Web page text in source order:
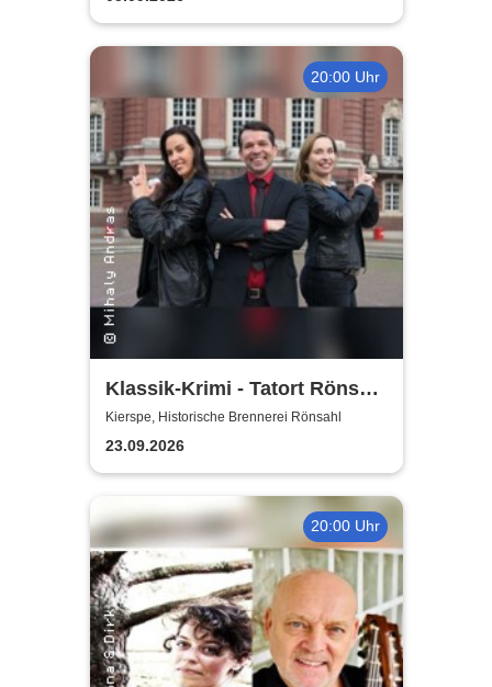
Shalom
20:00 Uhr
Klassik-Krimi - Tatort Rönsahl
– Diebstahl in h-Mol
Kierspe, Historische Brennerei Rönsahl
23.09.2026
20:00 Uhr